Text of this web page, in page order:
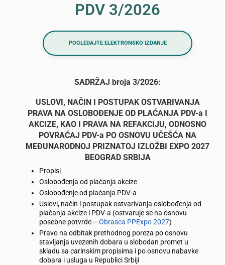
PDV 3/2026
POGLEDAJTE ELEKTRONSKO IZDANJE
SADRŽAJ broja 3/2026:
USLOVI, NAČIN I POSTUPAK OSTVARIVANJA
PRAVA NA OSLOBOĐENJE OD PLAĆANJA PDV-a I
AKCIZE, KAO I PRAVA NA REFAKCIJU, ODNOSNO
POVRAĆAJ PDV-a PO OSNOVU UČEŠĆA NA
MEĐUNARODNOJ PRIZNATOJ IZLOŽBI EXPO 2027
BEOGRAD SRBIJA
Propisi
Oslobođenja od plaćanja akcize
Oslobođenje od plaćanja PDV-a
Uslovi, način i postupak ostvarivanja oslobođenja od
plaćanja akcize i PDV-a (ostvaruje se na osnovu
posebne potvrde – Obrasca PPExpo 2027)
Pravo na odbitak prethodnog poreza po osnovu
stavljanja uvezenih dobara u slobodan promet u
skladu sa carinskim propisima i po osnovu nabavke
dobara i usluga u Republici Srbiji